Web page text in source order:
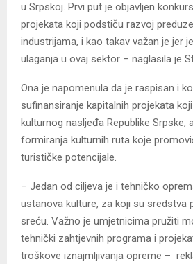
u Srpskoj. Prvi put je objavljen
projekata koji podstiču razvoj
industrijama, i kao takav važan je jer
ulaganja u ovaj sektor – naglasila je
Ona je napomenula da je raspisan i
sufinansiranje kapitalnih projekata
kulturnog nasljeđa Republike Srpske,
formiranja kulturnih ruta koje
turističke potencijale.
– Јedan od ciljeva je i tehničko
ustanova kulture, za koji su sredstva
sreću. Važno je umjetnicima pružiti
tehnički zahtjevnih programa i
troškove iznajmljivanja opreme –